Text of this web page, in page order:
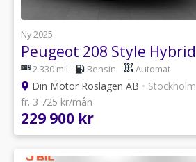
Ny 2025
2 330 mil Bensin Automat
Din Motor Roslagen AB • Stockholm
fr. 3 725 kr/mån
229 900 kr